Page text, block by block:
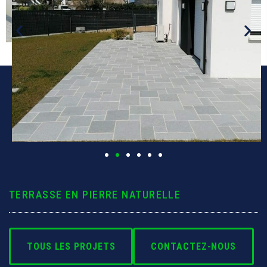
Pergola & Abri
Allée
Clôture
Contact
TERRASSE EN PIERRE NATURELLE
TOUS LES PROJETS CONTACTEZ-NOUS